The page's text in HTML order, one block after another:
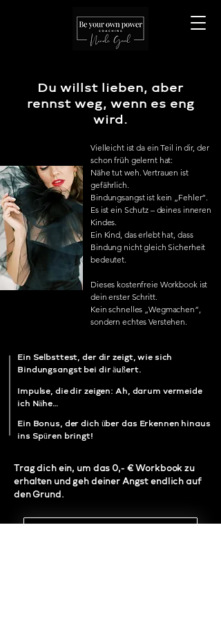
Du willst lieben, aber
rennst weg, wenn es eng
wird.
Vielleicht ist da ein Teil in dir, der
schon früh gelernt hat:
Nähe tut weh. Vertrauen ist
gefährlich.
Bindungsangst ist kein „Fehler“.
Es ist ein Schutz – deines inneren
Kindes.
Ein Kind, das erlebt hat, dass
Bindung nicht gleich Sicherheit
bedeutet.
Dieses kostenfreie Workbook ist
dein erster Schritt.
Kein schnelles „Wegmachen“,
sondern echtes Verstehen.
Ein Selbsttest, der dir zeigt, wie sich
Bindungsangst bei dir äußert.
Impulse, die dir zeigen: Ah, darum vermeide
ich Nähe…
Ein Bonus, der dich über das Erkennen hinaus
ins Spüren bringt!
Trag dich ein, um das 0,- € Workbook zu
erhalten und geh deiner Angst endlich auf
den Grund.